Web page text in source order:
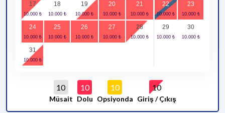
17 18 19 20 21 22 23
24 25 26 27 28 29 30
31
10
Müsait
10
Dolu
10
Opsiyonda
10
Giriş / Çıkış